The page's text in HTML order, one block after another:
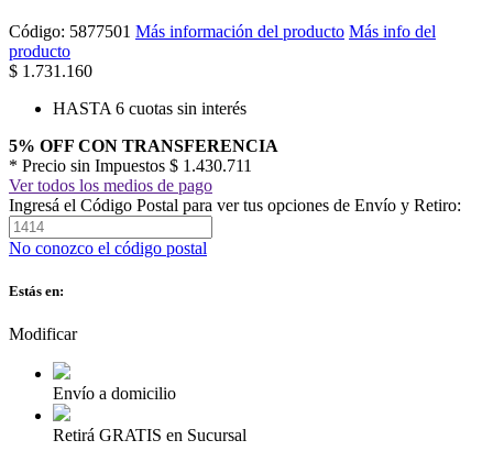
Código: 5877501 Más información del producto Más info del
producto
$ 1.731.160
HASTA 6 cuotas sin interés
5% OFF CON TRANSFERENCIA
* Precio sin Impuestos $ 1.430.711
Ver todos los medios de pago
Ingresá el Código Postal para ver tus opciones de Envío y Retiro:
No conozco el código postal
Estás en:
Modificar
Envío a domicilio
Retirá GRATIS en Sucursal